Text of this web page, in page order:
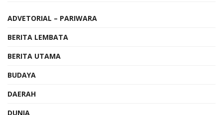
ADVETORIAL – PARIWARA
BERITA LEMBATA
BERITA UTAMA
BUDAYA
DAERAH
DUNIA